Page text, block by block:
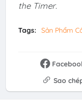
the Timer.
Tags:
Sản Phẩm
Sao